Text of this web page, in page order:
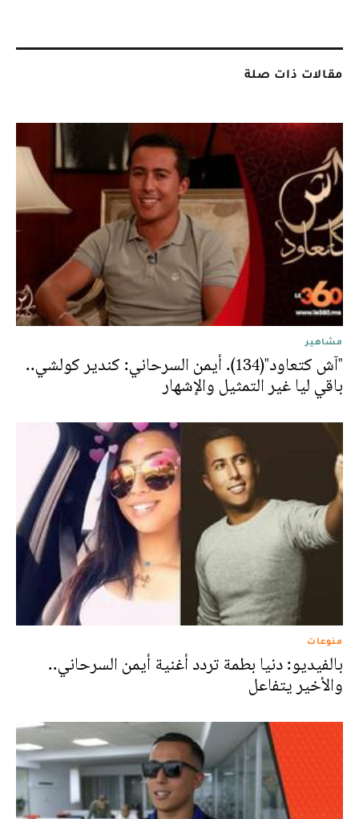
مقالات ذات صلة
مشاهير
"آش كتعاود"(134). أيمن السرحاني: كندير كولشي..
باقي ليا غير التمثيل والإشهار
منوعات
بالفيديو: دنيا بطمة تردد أغنية أيمن السرحاني..
والأخير يتفاعل